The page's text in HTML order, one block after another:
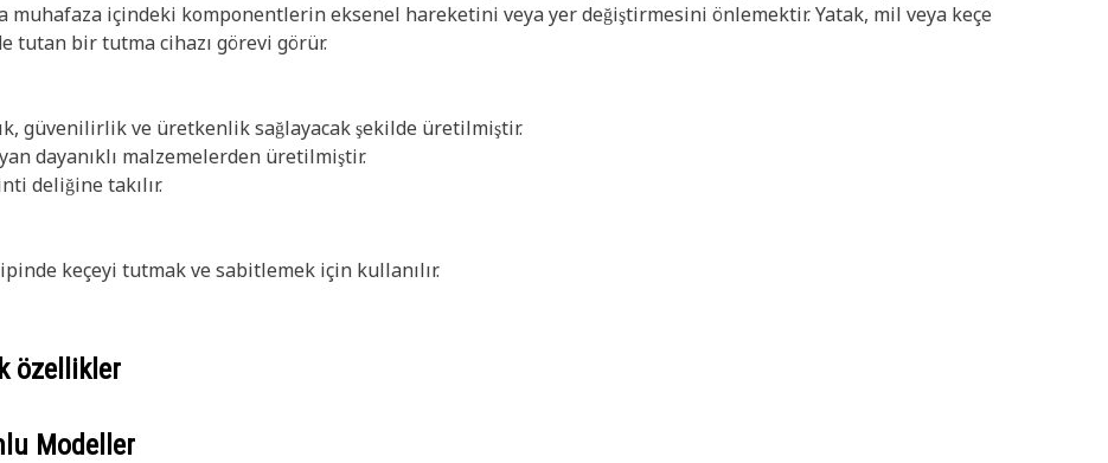
muhafaza içindeki komponentlerin eksenel hareketini veya yer değiştirmesini önlemektir. Yatak, mil veya keçe
tutan bir tutma cihazı görevi görür.
güvenilirlik ve üretkenlik sağlayacak şekilde üretilmiştir.
dayanıklı malzemelerden üretilmiştir.
deliğine takılır.
keçeyi tutmak ve sabitlemek için kullanılır.
özellikler
Modeller